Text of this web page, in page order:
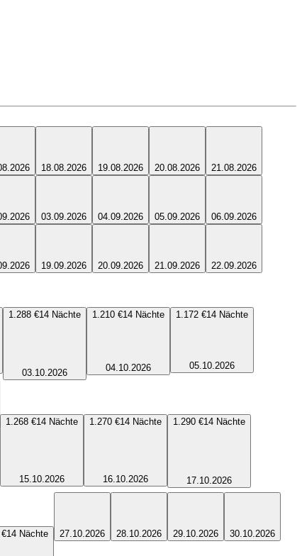
18.08.2026 19.08.2026 20.08.2026 21.08.2026
03.09.2026 04.09.2026 05.09.2026 06.09.2026
19.09.2026 20.09.2026 21.09.2026 22.09.2026
1.288 €14 Nächte
03.10.2026
1.210 €14 Nächte
04.10.2026
1.172 €14 Nächte
05.10.2026
1.268 €14 Nächte
15.10.2026
1.270 €14 Nächte
16.10.2026
1.290 €14 Nächte
17.10.2026
14 Nächte 27.10.2026 28.10.2026 29.10.2026 30.10.2026